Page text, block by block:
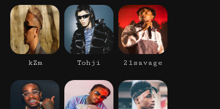
kZm Tohji 21savage